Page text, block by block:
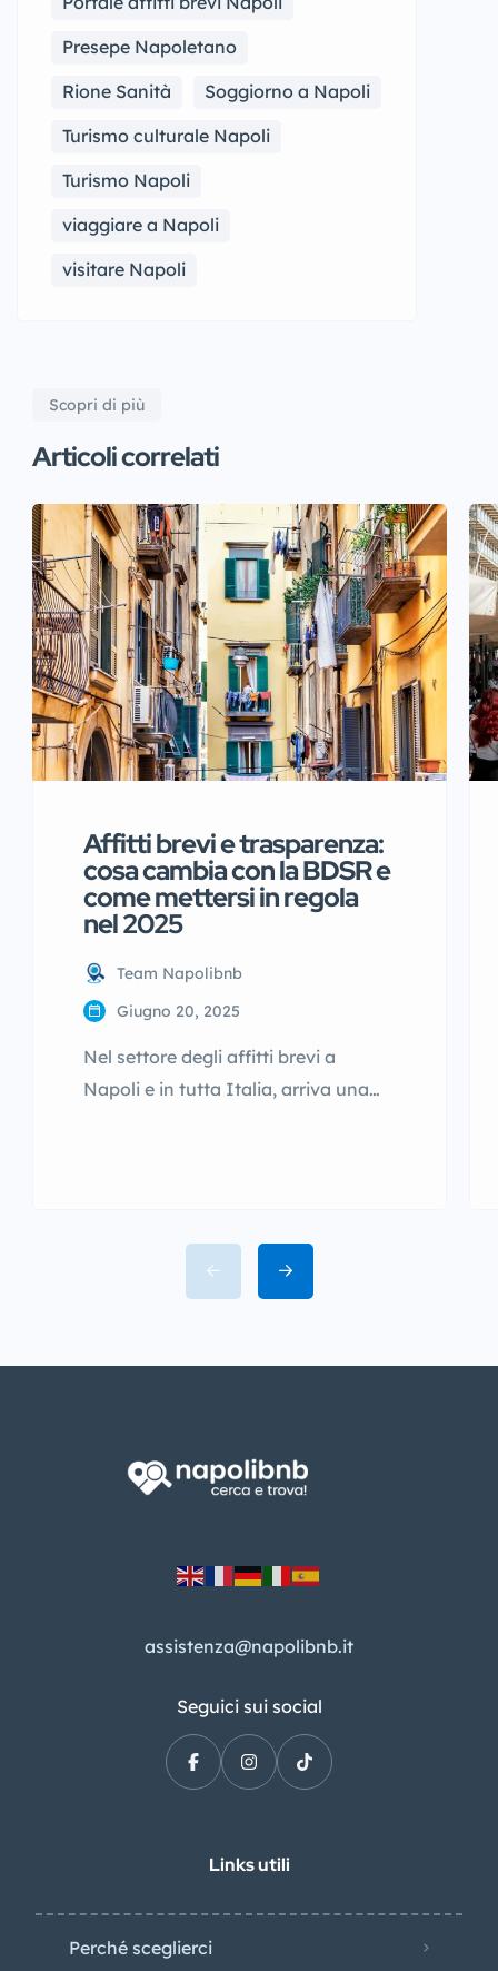
Presepe Napoletano
Rione Sanità
Soggiorno a Napoli
Turismo culturale Napoli
Turismo Napoli
viaggiare a Napoli
visitare Napoli
Scopri di più
Articoli correlati
Affitti brevi e trasparenza:
cosa cambia con la BDSR e
come mettersi in regola
nel 2025
Team Napolibnb
Giugno 20, 2025
Nel settore degli affitti brevi a
Napoli e in tutta Italia, arriva una
è operativa la Banca Dati Nazionale
delle Strutture Ricettive (BDSR). Ma
assistenza@napolibnb.it
Seguici sui social
Links utili
Perché sceglierci